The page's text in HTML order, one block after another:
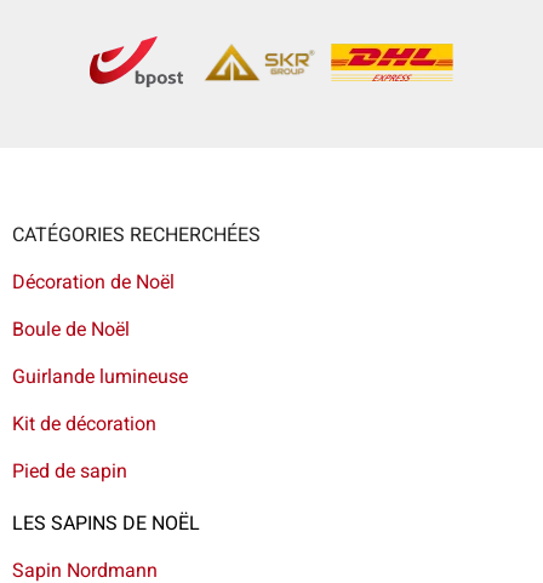
CATÉGORIES RECHERCHÉES
Décoration de Noël
Boule de Noël
Guirlande lumineuse
Kit de décoration
Pied de sapin
LES SAPINS DE NOËL
Sapin Nordmann